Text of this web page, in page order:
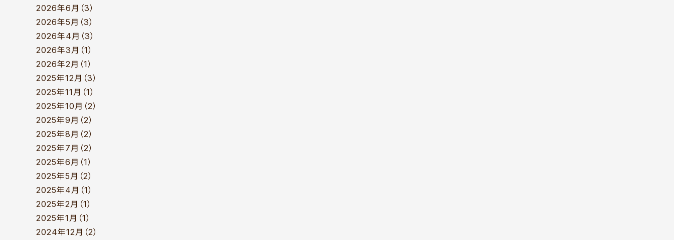
2026年6月（3）
2026年5月（3）
2026年4月（3）
2026年3月（1）
2026年2月（1）
2025年12月（3）
2025年11月（1）
2025年10月（2）
2025年9月（2）
2025年8月（2）
2025年7月（2）
2025年6月（1）
2025年5月（2）
2025年4月（1）
2025年2月（1）
2025年1月（1）
2024年12月（2）